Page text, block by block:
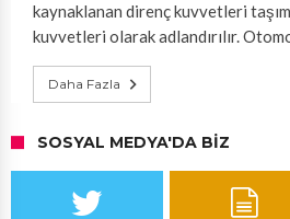
kaynaklanan direnç kuvvetleri
kuvvetleri olarak adlandırılır.
Daha Fazla
SOSYAL MEDYA'DA BIZ